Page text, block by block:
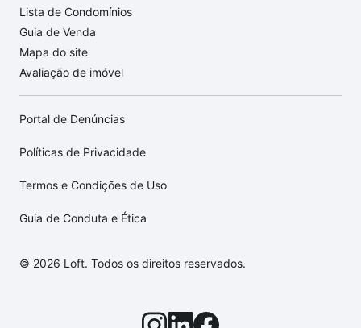
Lista de Condomínios
Guia de Venda
Mapa do site
Avaliação de imóvel
Portal de Denúncias
Políticas de Privacidade
Termos e Condições de Uso
Guia de Conduta e Ética
© 2026 Loft. Todos os direitos reservados.